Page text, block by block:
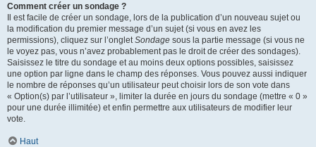
Comment créer un sondage ?
Il est facile de créer un sondage, lors de la publication d’un nouveau sujet ou
la modification du premier message d’un sujet (si vous en avez les
permissions), cliquez sur l’ongletSondage sous la partie message (si vous ne
le voyez pas, vous n’avez probablement pas le droit de créer des sondages).
Saisissez le titre du sondage et au moins deux options possibles, saisissez
une option par ligne dans le champ des réponses. Vous pouvez aussi indiquer
le nombre de réponses qu’un utilisateur peut choisir lors de son vote dans
« Option(s) par l’utilisateur », limiter la durée en jours du sondage (mettre « 0 »
pour une durée illimitée) et enfin permettre aux utilisateurs de modifier leur
vote.
Haut